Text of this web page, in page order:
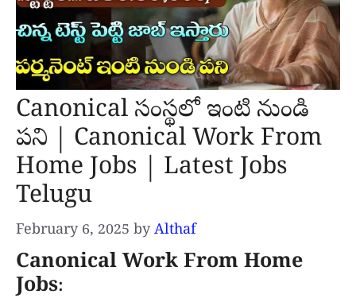
Canonical సంస్థలో ఇంటి నుండి
పని | Canonical Work From
Home Jobs | Latest Jobs
Telugu
February 6, 2025 by Althaf
Canonical Work From Home
Jobs: